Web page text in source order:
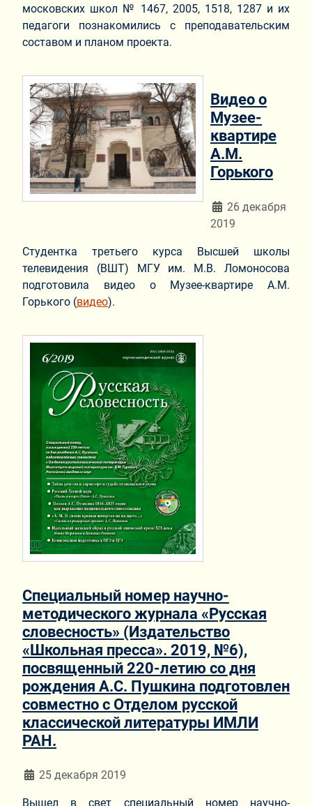
московских школ № 1467, 2005, 1518, 1287 и их
педагоги познакомились с преподавательским
составом и планом проекта.
Видео о
Музее-
квартире
А.М.
Горького
Информация о
26 декабря
2019
Студентка третьего курса Высшей школы
телевидения (ВШТ) МГУ им. М.В. Ломоносова
подготовила видео о Музее-квартире А.М.
Горького (видео).
Cпециальный номер научно-
методического журнала «Русская
словесность» (Издательство
«Школьная пресса». 2019, №6),
посвященный 220-летию со дня
рождения А.С. Пушкина подготовлен
совместно с Отделом русской
классической литературы ИМЛИ
РАН.
Информация о материале
25 декабря 2019
Вышел в свет специальный номер научно-